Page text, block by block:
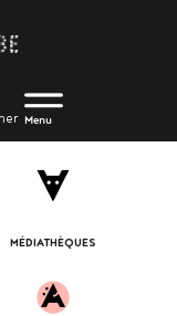
Menu
burger
Body
icon_trigger
Menu
MÉDIATHÈQUES